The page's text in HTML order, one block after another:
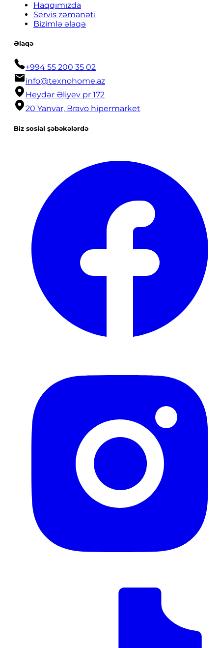
Haqqımızda
Servis zəmanəti
Bizimlə əlaqə
Əlaqə
+994 55 200 35 02
info@texnohome.az
Heydər Əliyev pr 172
20 Yanvar, Bravo hipermarket
Biz sosial şəbəkələrdə